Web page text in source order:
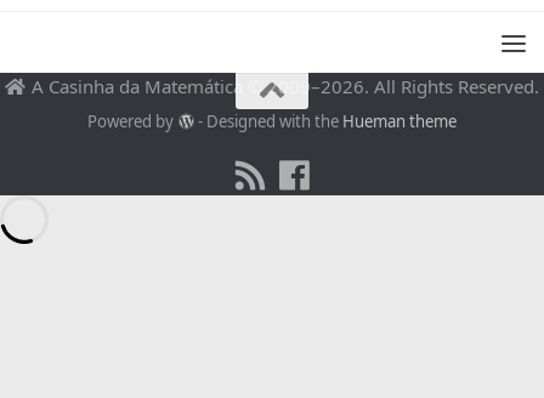
A Casinha da Matemática © 2009–2026. All Rights Reserved.
Powered by - Designed with the Hueman theme